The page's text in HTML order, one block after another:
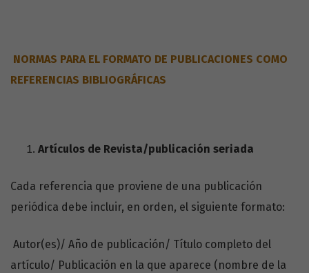
NORMAS PARA EL FORMATO DE PUBLICACIONES COMO
REFERENCIAS BIBLIOGRÁFICAS
Artículos de Revista/publicación seriada
Cada referencia que proviene de una publicación
periódica debe incluir, en orden, el siguiente formato:
Autor(es)/ Año de publicación/ Título completo del
artículo/ Publicación en la que aparece (nombre de la